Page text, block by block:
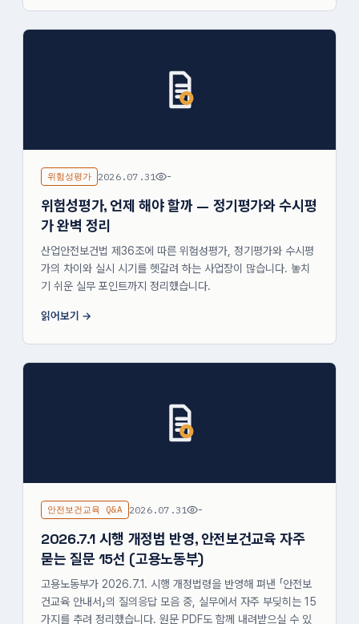
위험성평가 2026.07.31 -
위험성평가, 언제 해야 할까 — 정기평가와 수시평
가 완벽 정리
산업안전보건법 제36조에 따른 위험성평가, 정기평가와 수시평
가의 차이와 실시 시기를 헷갈려 하는 사업장이 많습니다. 놓치
기 쉬운 실무 포인트까지 정리했습니다.
읽어보기
안전보건교육 Q&A 2026.07.31 -
2026.7.1 시행 개정법 반영, 안전보건교육 자주
묻는 질문 15선 (고용노동부)
고용노동부가 2026.7.1. 시행 개정법령을 반영해 펴낸 「안전보
건교육 안내서」의 질의응답 모음 중, 실무에서 자주 부딪히는 15
가지를 추려 정리했습니다. 원문 PDF도 함께 내려받으실 수 있